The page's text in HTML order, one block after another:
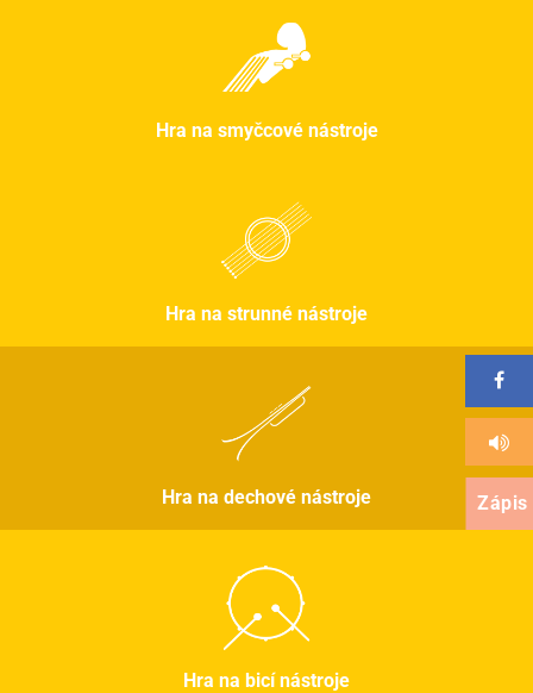
Zápis
Hra na smyčcové nástroje
Hra na strunné nástroje
Hra na dechové nástroje
Hra na bicí nástroje